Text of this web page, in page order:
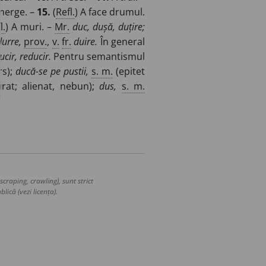
– 15. (Refl.) A face drumul.
) A muri. – Mr. duc, dușă, duțire;
durre, prov., v. fr. duire. În general
reducir. Pentru semantismul
ducă-se pe pustii, s. m. (epitet
alienat, nebun);dus, s. m.
crawling), sunt strict
(vezi licența).